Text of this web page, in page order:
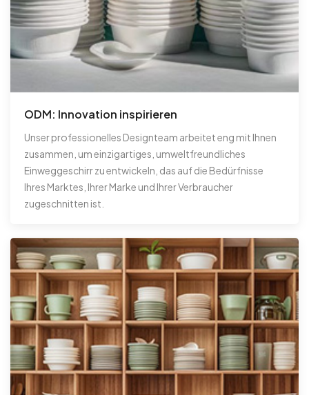
ODM: Innovation inspirieren
Unser professionelles Designteam arbeitet eng mit Ihnen
zusammen, um einzigartiges, umweltfreundliches
Einweggeschirr zu entwickeln, das auf die Bedürfnisse
Ihres Marktes, Ihrer Marke und Ihrer Verbraucher
zugeschnitten ist.